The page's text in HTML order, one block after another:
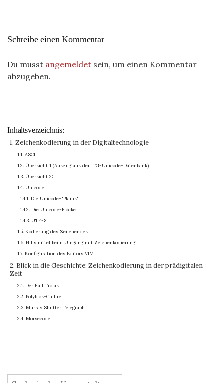
Schreibe einen Kommentar
Du musst angemeldet sein, um einen Kommentar
abzugeben.
Inhaltsverzeichnis:
1. Zeichenkodierung in der Digitaltechnologie
1.1. ASCII
1.2. Übersicht 1 (Auszug aus der ITG-Unicode-Datenbank):
1.3. Übersicht 2:
1.4. Unicode
1.4.1. Die Unicode-"Plains"
1.4.2. Die Unicode-Blöcke
1.4.3. UTF-8
1.5. Kodierung des Zeilenendes
1.6. Hilfsmittel beim Umgang mit Zeichenkodierung
1.7. Konfiguration des Editors VIM
2. Blick in die Geschichte: Zeichenkodierung in der prädigitalen
Zeit
2.1. Der Fall Trojas
2.2. Polybios-Chiffre
2.3. Murray Shutter Telegraph
2.4. Morsecode
: